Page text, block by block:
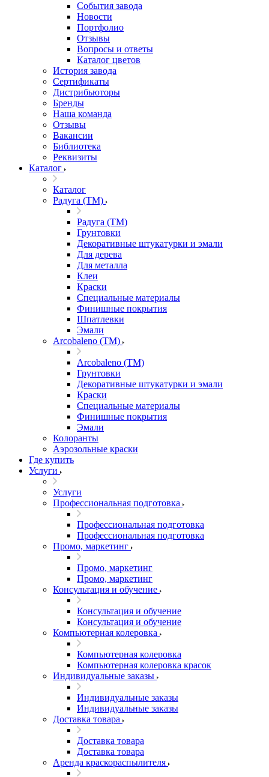
События завода
Новости
Портфолио
Отзывы
Вопросы и ответы
Каталог цветов
История завода
Сертификаты
Дистрибьюторы
Бренды
Наша команда
Отзывы
Вакансии
Библиотека
Реквизиты
Каталог
Каталог
Радуга (ТМ)
Радуга (ТМ)
Грунтовки
Декоративные штукатурки и эмали
Для дерева
Для металла
Клеи
Краски
Специальные материалы
Финишные покрытия
Шпатлевки
Эмали
Arcobaleno (ТМ)
Arcobaleno (ТМ)
Грунтовки
Декоративные штукатурки и эмали
Краски
Специальные материалы
Финишные покрытия
Эмали
Колоранты
Аэрозольные краски
Где купить
Услуги
Услуги
Профессиональная подготовка
Профессиональная подготовка
Профессиональная подготовка
Промо, маркетинг
Промо, маркетинг
Промо, маркетинг
Консультация и обучение
Консультация и обучение
Консультация и обучение
Компьютерная колеровка
Компьютерная колеровка
Компьютерная колеровка красок
Индивидуальные заказы
Индивидуальные заказы
Индивидуальные заказы
Доставка товара
Доставка товара
Доставка товара
Аренда краскораспылителя